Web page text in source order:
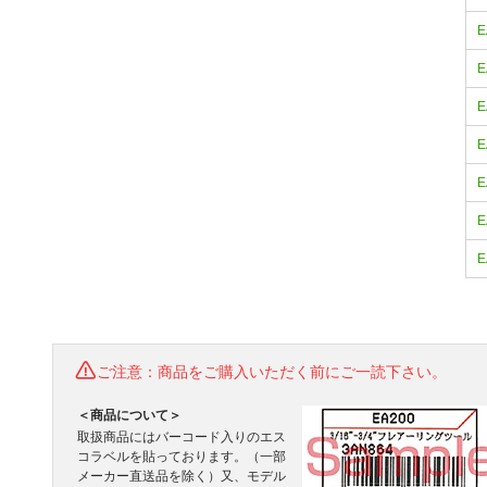
ご注意：商品をご購入いただく前にご一読下さい。
＜商品について＞
取扱商品にはバーコード入りのエス
コラベルを貼っております。（一部
メーカー直送品を除く）又、モデル